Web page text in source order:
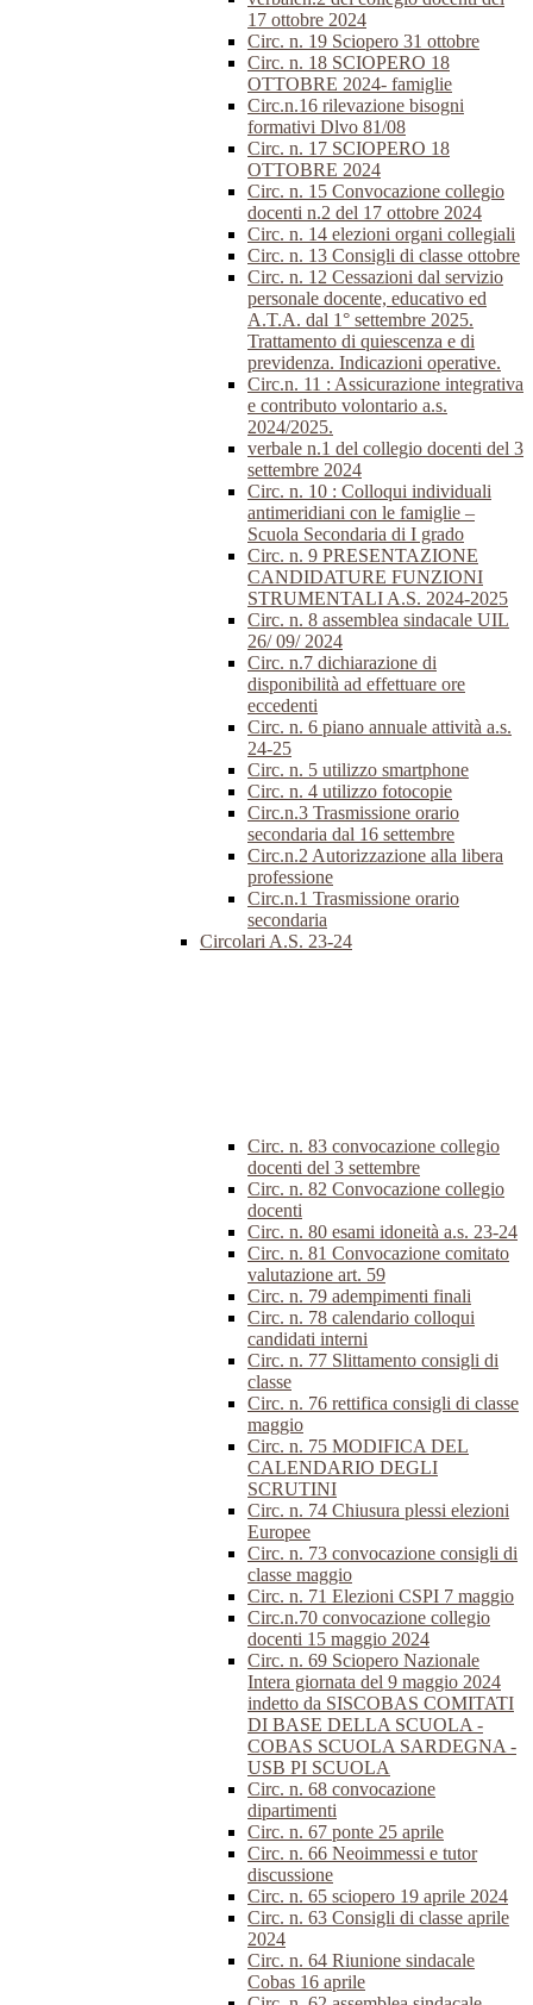
17 ottobre 2024
Circ. n. 19 Sciopero 31 ottobre
Circ. n. 18 SCIOPERO 18
OTTOBRE 2024- famiglie
Circ.n.16 rilevazione bisogni
formativi Dlvo 81/08
Circ. n. 17 SCIOPERO 18
OTTOBRE 2024
Circ. n. 15 Convocazione collegio
docenti n.2 del 17 ottobre 2024
Circ. n. 14 elezioni organi collegiali
Circ. n. 13 Consigli di classe ottobre
Circ. n. 12 Cessazioni dal servizio
personale docente, educativo ed
A.T.A. dal 1° settembre 2025.
Trattamento di quiescenza e di
previdenza. Indicazioni operative.
Circ.n. 11 : Assicurazione integrativa
e contributo volontario a.s.
2024/2025.
verbale n.1 del collegio docenti del 3
settembre 2024
Circ. n. 10 : Colloqui individuali
antimeridiani con le famiglie –
Scuola Secondaria di I grado
Circ. n. 9 PRESENTAZIONE
CANDIDATURE FUNZIONI
STRUMENTALI A.S. 2024-2025
Circ. n. 8 assemblea sindacale UIL
26/ 09/ 2024
Circ. n.7 dichiarazione di
disponibilità ad effettuare ore
eccedenti
Circ. n. 6 piano annuale attività a.s.
24-25
Circ. n. 5 utilizzo smartphone
Circ. n. 4 utilizzo fotocopie
Circ.n.3 Trasmissione orario
secondaria dal 16 settembre
Circ.n.2 Autorizzazione alla libera
professione
Circ.n.1 Trasmissione orario
secondaria
Circolari A.S. 23-24
Circ. n. 83 convocazione collegio
docenti del 3 settembre
Circ. n. 82 Convocazione collegio
docenti
Circ. n. 80 esami idoneità a.s. 23-24
Circ. n. 81 Convocazione comitato
valutazione art. 59
Circ. n. 79 adempimenti finali
Circ. n. 78 calendario colloqui
candidati interni
Circ. n. 77 Slittamento consigli di
classe
Circ. n. 76 rettifica consigli di classe
maggio
Circ. n. 75 MODIFICA DEL
CALENDARIO DEGLI
SCRUTINI
Circ. n. 74 Chiusura plessi elezioni
Europee
Circ. n. 73 convocazione consigli di
classe maggio
Circ. n. 71 Elezioni CSPI 7 maggio
Circ.n.70 convocazione collegio
docenti 15 maggio 2024
Circ. n. 69 Sciopero Nazionale
Intera giornata del 9 maggio 2024
indetto da SISCOBAS COMITATI
DI BASE DELLA SCUOLA -
COBAS SCUOLA SARDEGNA -
USB PI SCUOLA
Circ. n. 68 convocazione
dipartimenti
Circ. n. 67 ponte 25 aprile
Circ. n. 66 Neoimmessi e tutor
discussione
Circ. n. 65 sciopero 19 aprile 2024
Circ. n. 63 Consigli di classe aprile
2024
Circ. n. 64 Riunione sindacale
Cobas 16 aprile